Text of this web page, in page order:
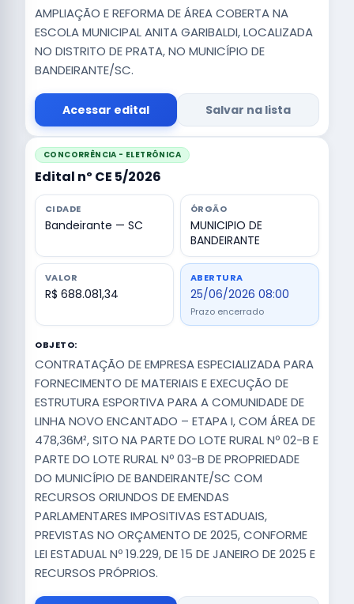
AMPLIAÇÃO E REFORMA DE ÁREA COBERTA NA
ESCOLA MUNICIPAL ANITA GARIBALDI, LOCALIZADA
NO DISTRITO DE PRATA, NO MUNICÍPIO DE
BANDEIRANTE/SC.
Acessar edital Salvar na lista
CONCORRÊNCIA - ELETRÔNICA
Edital nº CE 5/2026
CIDADE
Bandeirante — SC
ÓRGÃO
MUNICIPIO DE
BANDEIRANTE
VALOR
R$ 688.081,34
ABERTURA
25/06/2026 08:00
Prazo encerrado
OBJETO:
CONTRATAÇÃO DE EMPRESA ESPECIALIZADA PARA
FORNECIMENTO DE MATERIAIS E EXECUÇÃO DE
ESTRUTURA ESPORTIVA PARA A COMUNIDADE DE
LINHA NOVO ENCANTADO – ETAPA I, COM ÁREA DE
478,36M², SITO NA PARTE DO LOTE RURAL Nº 02-B E
PARTE DO LOTE RURAL Nº 03-B DE PROPRIEDADE
DO MUNICÍPIO DE BANDEIRANTE/SC COM
RECURSOS ORIUNDOS DE EMENDAS
PARLAMENTARES IMPOSITIVAS ESTADUAIS,
PREVISTAS NO ORÇAMENTO DE 2025, CONFORME
LEI ESTADUAL Nº 19.229, DE 15 DE JANEIRO DE 2025 E
RECURSOS PRÓPRIOS.